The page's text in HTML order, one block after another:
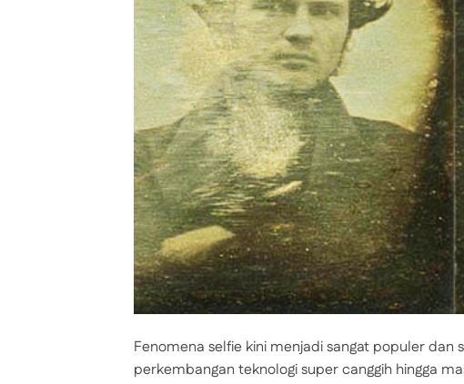
Fenomena selfie kini menjadi sangat populer
perkembangan teknologi super canggih hingga